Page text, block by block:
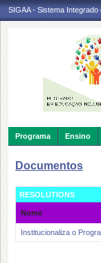
SIGAA - Sistema
Programa Ensino
Documentos
RESOLUTIONS
Nome
Institucionaliza o